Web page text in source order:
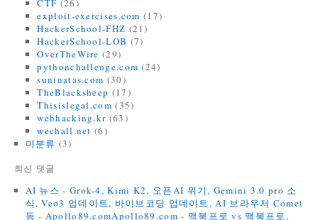
CTF (26)
exploit-exercises.com (17)
HackerSchool-FHZ (21)
HackerSchool-LOB (7)
OverTheWire (29)
pythonchallenge.com (24)
suninatas.com (30)
TheBlacksheep (17)
Thisislegal.com (35)
webhacking.kr (63)
wechall.net (6)
미분류 (3)
최신 댓글
AI 뉴스 - Grok-4, Kimi K2, 오픈AI 위기, Gemini 3.0 pro 소
식, Veo3 업데이트, 바이브코딩 업데이트, AI 브라우저 Comet
등 - Apollo89.comApollo89.com - 맥북프로 vs 맥북프로,